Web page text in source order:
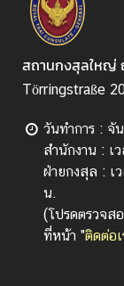
.
น
ก
ร
า
ช
อ
า
ณ
า
จั
สถานกงสุลใหญ่
Törringstraße
วันทำการ : จั
สำนักงาน : เ
ฝ่ายกงสุล :
น.
(โปรดตรวจส
ที่หน้า "ติดต่อเ